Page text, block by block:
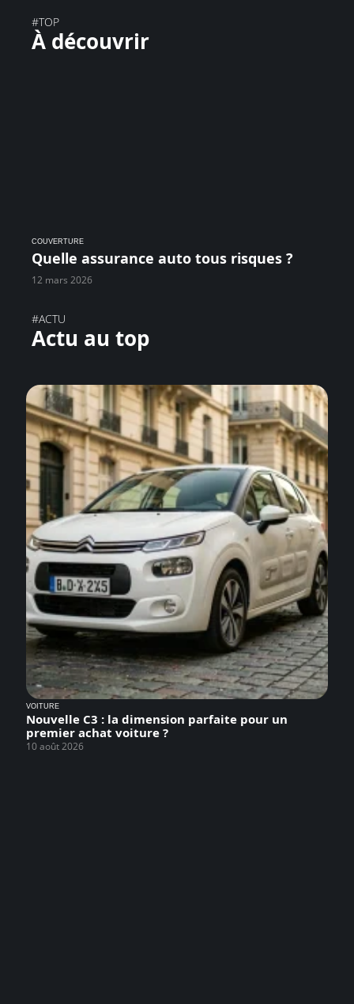
#TOP
À découvrir
COUVERTURE
Quelle assurance auto tous risques ?
12 mars 2026
#ACTU
Actu au top
VOITURE
Nouvelle C3 : la dimension parfaite pour un
premier achat voiture ?
10 août 2026